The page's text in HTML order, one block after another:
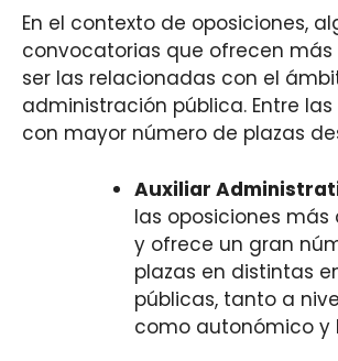
En el contexto de oposiciones,
convocatorias que ofrecen más
ser las relacionadas con el
administración pública. Entre
con mayor número de plazas
Auxiliar
las oposiciones
y ofrece un gran
plazas en distintas
públicas, tanto a
como autonómico y